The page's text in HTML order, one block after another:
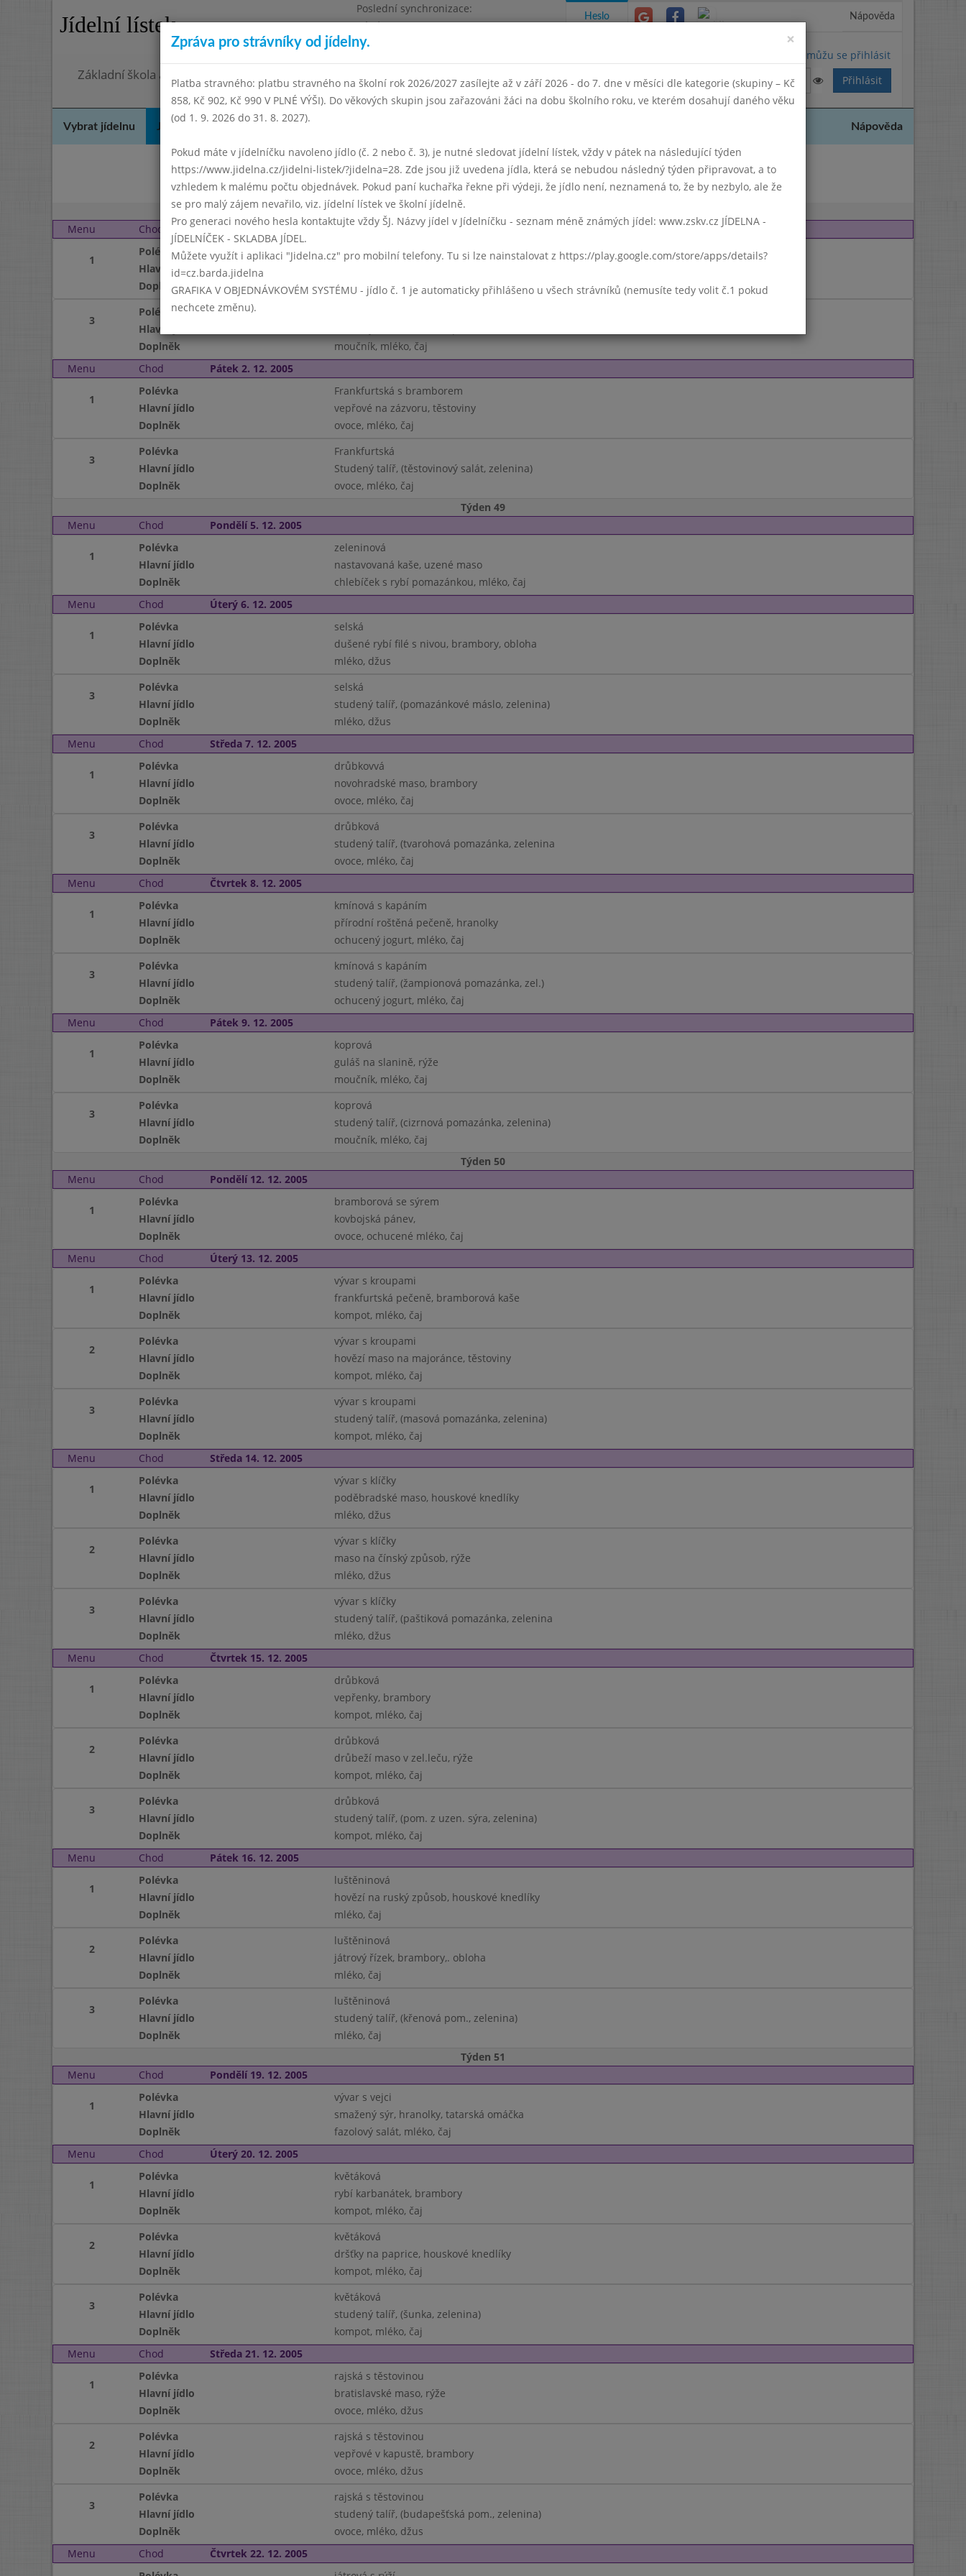
Jídelní lístek
Poslední synchronizace:
Pátek 3.7.2026 12:21
Omezení objednávek
Základní škola a mateřská škola Chodov, Praha 4, Květnového vítězství 57
Heslo Nápověda
Nemůžu se přihlásit
Vybrat jídelnu Jídelní lístek Kontakty a informace Nápověda
Září 2005 Listopad 2005 Prosinec 2005 Leden 2006 Únor 2006
Týden 48
Menu
Chod Čtvrtek 1. 12. 2005
1
Polévka
Houbová
Hlavní jídlo
Doplněk
moučník, mléko, čaj
3
Polévka
Hlavní jídlo
Doplněk
moučník, mléko, čaj
Menu
Chod Pátek 2. 12. 2005
1
Polévka
Frankfurtská s bramborem
Hlavní jídlo
vepřové na zázvoru, těstoviny
Doplněk
ovoce, mléko, čaj
3
Polévka
Frankfurtská
Hlavní jídlo
Studený talíř, (těstovinový salát, zelenina)
Doplněk
ovoce, mléko, čaj
Týden 49
Menu
Chod Pondělí 5. 12. 2005
1
Polévka
zeleninová
Hlavní jídlo
nastavovaná kaše, uzené maso
Doplněk
chlebíček s rybí pomazánkou, mléko, čaj
Menu
Chod Úterý 6. 12. 2005
1
Polévka
selská
Hlavní jídlo
dušené rybí filé s nivou, brambory, obloha
Doplněk
mléko, džus
3
Polévka
selská
Hlavní jídlo
studený talíř, (pomazánkové máslo, zelenina)
Doplněk
mléko, džus
Menu
Chod Středa 7. 12. 2005
1
Polévka
drůbkovvá
Hlavní jídlo
novohradské maso, brambory
Doplněk
ovoce, mléko, čaj
3
Polévka
drůbková
Hlavní jídlo
studený talíř, (tvarohová pomazánka, zelenina
Doplněk
ovoce, mléko, čaj
Menu
Chod Čtvrtek 8. 12. 2005
1
Polévka
kmínová s kapáním
Hlavní jídlo
přírodní roštěná pečeně, hranolky
Doplněk
ochucený jogurt, mléko, čaj
3
Polévka
kmínová s kapáním
Hlavní jídlo
studený talíř, (žampionová pomazánka, zel.)
Doplněk
ochucený jogurt, mléko, čaj
Menu
Chod Pátek 9. 12. 2005
1
Polévka
koprová
Hlavní jídlo
guláš na slanině, rýže
Doplněk
moučník, mléko, čaj
3
Polévka
koprová
Hlavní jídlo
studený talíř, (cizrnová pomazánka, zelenina)
Doplněk
moučník, mléko, čaj
Týden 50
Menu
Chod Pondělí 12. 12. 2005
1
Polévka
bramborová se sýrem
Hlavní jídlo
kovbojská pánev,
Doplněk
ovoce, ochucené mléko, čaj
Menu
Chod Úterý 13. 12. 2005
1
Polévka
vývar s kroupami
Hlavní jídlo
frankfurtská pečeně, bramborová kaše
Doplněk
kompot, mléko, čaj
2
Polévka
vývar s kroupami
Hlavní jídlo
hovězí maso na majoránce, těstoviny
Doplněk
kompot, mléko, čaj
3
Polévka
vývar s kroupami
Hlavní jídlo
studený talíř, (masová pomazánka, zelenina)
Doplněk
kompot, mléko, čaj
Menu
Chod Středa 14. 12. 2005
1
Polévka
vývar s klíčky
Hlavní jídlo
poděbradské maso, houskové knedlíky
Doplněk
mléko, džus
2
Polévka
vývar s klíčky
Hlavní jídlo
maso na čínský způsob, rýže
Doplněk
mléko, džus
3
Polévka
vývar s klíčky
Hlavní jídlo
studený talíř, (paštiková pomazánka, zelenina
Doplněk
mléko, džus
Menu
Chod Čtvrtek 15. 12. 2005
1
Polévka
drůbková
Hlavní jídlo
vepřenky, brambory
Doplněk
kompot, mléko, čaj
2
Polévka
drůbková
Hlavní jídlo
drůbeží maso v zel.leču, rýže
Doplněk
kompot, mléko, čaj
3
Polévka
drůbková
Hlavní jídlo
studený talíř, (pom. z uzen. sýra, zelenina)
Doplněk
kompot, mléko, čaj
Menu
Chod Pátek 16. 12. 2005
1
Polévka
luštěninová
Hlavní jídlo
hovězí na ruský způsob, houskové knedlíky
Doplněk
mléko, čaj
2
Polévka
luštěninová
Hlavní jídlo
játrový řízek, brambory,. obloha
Doplněk
mléko, čaj
3
Polévka
luštěninová
Hlavní jídlo
studený talíř, (křenová pom., zelenina)
Doplněk
mléko, čaj
Týden 51
Menu
Chod Pondělí 19. 12. 2005
1
Polévka
vývar s vejci
Hlavní jídlo
smažený sýr, hranolky, tatarská omáčka
Doplněk
fazolový salát, mléko, čaj
Menu
Chod Úterý 20. 12. 2005
1
Polévka
květáková
Hlavní jídlo
rybí karbanátek, brambory
Doplněk
kompot, mléko, čaj
2
Polévka
květáková
Hlavní jídlo
dršťky na paprice, houskové knedlíky
Doplněk
kompot, mléko, čaj
3
Polévka
květáková
Hlavní jídlo
studený talíř, (šunka, zelenina)
Doplněk
kompot, mléko, čaj
Menu
Chod Středa 21. 12. 2005
1
Polévka
rajská s těstovinou
Hlavní jídlo
bratislavské maso, rýže
Doplněk
ovoce, mléko, džus
2
Polévka
rajská s těstovinou
Hlavní jídlo
vepřové v kapustě, brambory
Doplněk
ovoce, mléko, džus
3
Polévka
rajská s těstovinou
Hlavní jídlo
studený talíř, (budapešťská pom., zelenina)
Doplněk
ovoce, mléko, džus
Menu
Chod
Čtvrtek 22. 12. 2005
×
Zpráva pro strávníky od jídelny.
Platba stravného: platbu stravného na školní rok 2026/2027 zasílejte až v září 2026 - do 7. dne v měsíci dle kategorie (skupiny – Kč
858, Kč 902, Kč 990 V PLNÉ VÝŠI). Do věkových skupin jsou zařazováni žáci na dobu školního roku, ve kterém dosahují daného věku
(od 1. 9. 2026 do 31. 8. 2027).
Pokud máte v jídelníčku navoleno jídlo (č. 2 nebo č. 3), je nutné sledovat jídelní lístek, vždy v pátek na následující týden
https://www.jidelna.cz/jidelni-listek/?jidelna=28. Zde jsou již uvedena jídla, která se nebudou následný týden připravovat, a to
vzhledem k malému počtu objednávek. Pokud paní kuchařka řekne při výdeji, že jídlo není, neznamená to, že by nezbylo, ale že
se pro malý zájem nevařilo, viz. jídelní lístek ve školní jídelně.
Pro generaci nového hesla kontaktujte vždy ŠJ. Názvy jídel v Jídelníčku - seznam méně známých jídel: www.zskv.cz JÍDELNA -
JÍDELNÍČEK - SKLADBA JÍDEL.
Můžete využít i aplikaci "Jidelna.cz" pro mobilní telefony. Tu si lze nainstalovat z https://play.google.com/store/apps/details?
id=cz.barda.jidelna
GRAFIKA V OBJEDNÁVKOVÉM SYSTÉMU - jídlo č. 1 je automaticky přihlášeno u všech strávníků (nemusíte tedy volit č.1 pokud
nechcete změnu).